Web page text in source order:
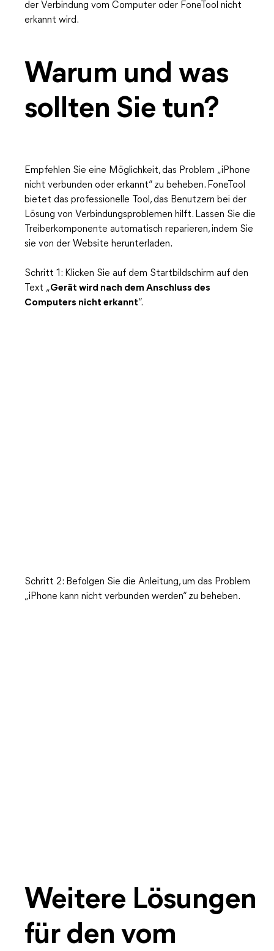
der Verbindung vom Computer oder FoneTool nicht
erkannt wird.
Warum und was
sollten Sie tun?
Empfehlen Sie eine Möglichkeit, das Problem „iPhone
nicht verbunden oder erkannt“ zu beheben. FoneTool
bietet das professionelle Tool, das Benutzern bei der
Lösung von Verbindungsproblemen hilft. Lassen Sie die
Treiberkomponente automatisch reparieren, indem Sie
sie von der Website herunterladen.
Schritt 1: Klicken Sie auf dem Startbildschirm auf den
Text „Gerät wird nach dem Anschluss des
Computers nicht erkannt“.
Schritt 2: Befolgen Sie die Anleitung, um das Problem
„iPhone kann nicht verbunden werden“ zu beheben.
Weitere Lösungen
für den vom